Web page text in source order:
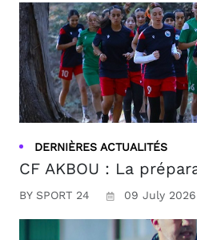
DERNIÈRES ACTUALITÉS
CF AKBOU : La
BY SPORT 24 09 July 2026